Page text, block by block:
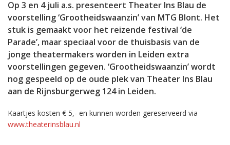
Op 3 en 4 juli a.s. presenteert Theater Ins Blau de
voorstelling ‘Grootheidswaanzin’ van MTG Blont. Het
stuk is gemaakt voor het reizende festival ‘de
Parade’, maar speciaal voor de thuisbasis van de
jonge theatermakers worden in Leiden extra
voorstellingen gegeven. ‘Grootheidswaanzin’ wordt
nog gespeeld op de oude plek van Theater Ins Blau
aan de Rijnsburgerweg 124 in Leiden.
Kaartjes kosten € 5,- en kunnen worden gereserveerd via
www.theaterinsblau.nl